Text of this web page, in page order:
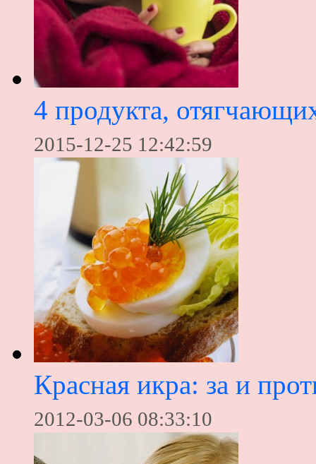
4 продукта,
2015-12-25 12:42:59
Красная икра: за и
2012-03-06 08:33:10